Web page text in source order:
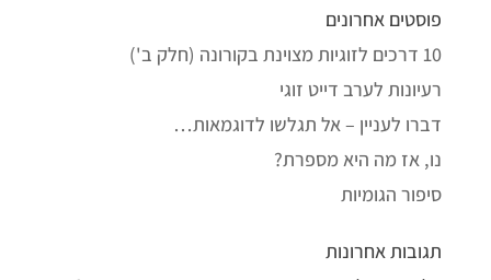
פוסטים אחרונים
10 דרכים לזוגיות מצוינת בקורונה (חלק ב')
רעיונות לערב דייט זוגי
דברו לעניין – אל תגלשו לדוגמאות…
נו, אז מה היא מספרת?
סיפור הגומיות
תגובות אחרונות